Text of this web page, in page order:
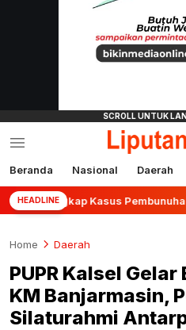
liputan24.net
Beranda Nasional Daerah
HEADLINEKasus Pembunuhan
Home Daerah
PUPR Kalsel
KM Banjarmasin,
Silaturahmi